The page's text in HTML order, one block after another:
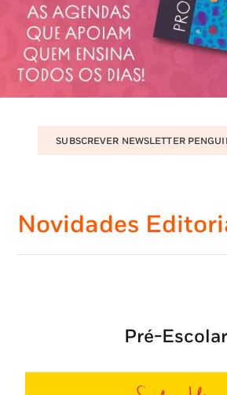
SUBSCREVER NEWSLETTER
Novidades
Pré-Escolar